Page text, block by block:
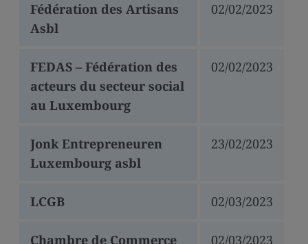
Fédération des Artisans
Asbl
02/02/2023
FEDAS – Fédération des
acteurs du secteur social
au Luxembourg
02/02/2023
Jonk Entrepreneuren
Luxembourg asbl
23/02/2023
LCGB 02/03/2023
Chambre de Commerce 02/03/2023